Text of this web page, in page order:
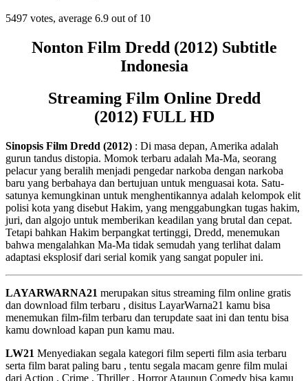
5497 votes, average 6.9 out of 10
Nonton Film Dredd (2012) Subtitle
Indonesia
Streaming Film Online Dredd
(2012) FULL HD
Sinopsis Film Dredd (2012) : Di masa depan, Amerika adalah
gurun tandus distopia. Momok terbaru adalah Ma-Ma, seorang
pelacur yang beralih menjadi pengedar narkoba dengan narkoba
baru yang berbahaya dan bertujuan untuk menguasai kota. Satu-
satunya kemungkinan untuk menghentikannya adalah kelompok elit
polisi kota yang disebut Hakim, yang menggabungkan tugas hakim,
juri, dan algojo untuk memberikan keadilan yang brutal dan cepat.
Tetapi bahkan Hakim berpangkat tertinggi, Dredd, menemukan
bahwa mengalahkan Ma-Ma tidak semudah yang terlihat dalam
adaptasi eksplosif dari serial komik yang sangat populer ini.
LAYARWARNA21 merupakan situs streaming film online gratis
dan download film terbaru , disitus LayarWarna21 kamu bisa
menemukan film-film terbaru dan terupdate saat ini dan tentu bisa
kamu download kapan pun kamu mau.
LW21 Menyediakan segala kategori film seperti film asia terbaru
serta film barat paling baru , tentu segala macam genre film mulai
dari Action , Crime , Thriller , Horror Ataupun Comedy bisa kamu